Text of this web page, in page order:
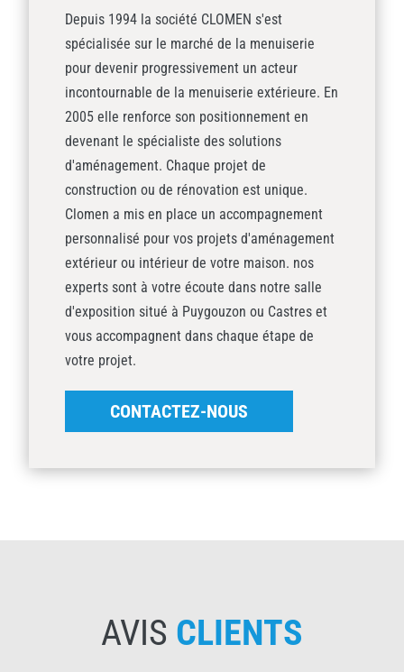
Depuis 1994 la société CLOMEN s'est
spécialisée sur le marché de la menuiserie
pour devenir progressivement un acteur
incontournable de la menuiserie extérieure. En
2005 elle renforce son positionnement en
devenant le spécialiste des solutions
d'aménagement. Chaque projet de
construction ou de rénovation est unique.
Clomen a mis en place un accompagnement
personnalisé pour vos projets d'aménagement
extérieur ou intérieur de votre maison. nos
experts sont à votre écoute dans notre salle
d'exposition situé à Puygouzon ou Castres et
vous accompagnent dans chaque étape de
votre projet.
CONTACTEZ-NOUS
AVIS CLIENTS